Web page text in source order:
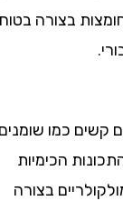
בצורה בטוחה
כמו שומנים,
הכימיות
בצורה